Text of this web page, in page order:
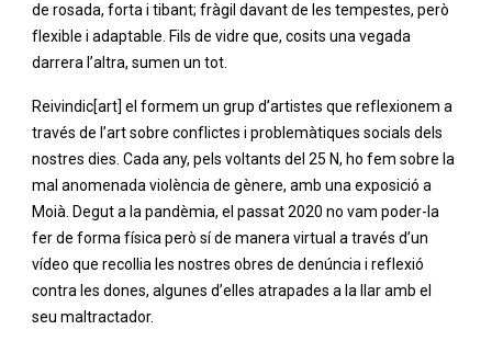
de rosada, forta i tibant; fràgil davant de les tempestes, però
flexible i adaptable. Fils de vidre que, cosits una vegada
darrera l’altra, sumen un tot.
Reivindic[art] el formem un grup d’artistes que reflexionem a
través de l’art sobre conflictes i problemàtiques socials dels
nostres dies. Cada any, pels voltants del 25 N, ho fem sobre la
mal anomenada violència de gènere, amb una exposició a
Moià. Degut a la pandèmia, el passat 2020 no vam poder-la
fer de forma física però sí de manera virtual a través d’un
vídeo que recollia les nostres obres de denúncia i reflexió
contra les dones, algunes d’elles atrapades a la llar amb el
seu maltractador.